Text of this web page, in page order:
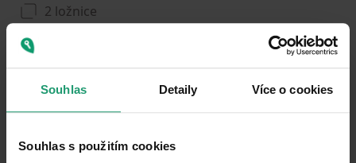
Souhlas Detaily Více o cookies
Souhlas s použitím cookies
2 ložnice
0
Add to favorites